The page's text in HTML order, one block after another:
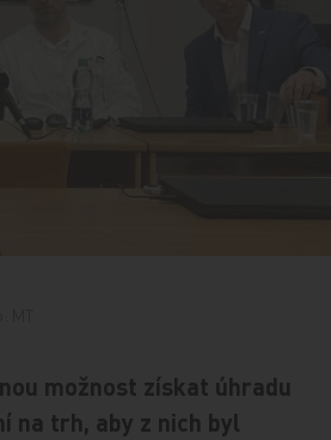
možnost získat úhradu
na trh, aby z nich byl